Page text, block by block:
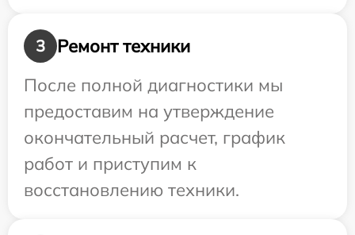
3
Ремонт техники
После полной диагностики мы
предоставим на утверждение
окончательный расчет, график
работ и приступим к
восстановлению техники.